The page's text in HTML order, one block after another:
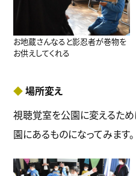
お地蔵さんなると影忍者が巻物を
お供えしてくれる
場所変え
視聴覚室を公園に変えるため
園にあるものになってみます。